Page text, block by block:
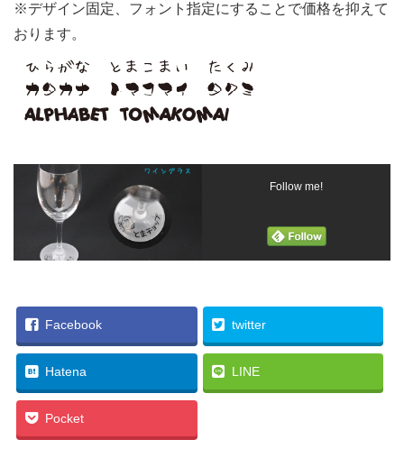
※デザイン固定、フォント指定にすることで価格を抑えて
おります。
Follow me!
Facebook twitter
Hatena LINE
Pocket